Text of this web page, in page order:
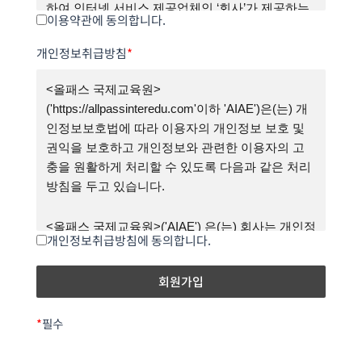
하여 인터넷 서비스 제공업체인 ‘회사’가 제공하는
모든 서비스의 이용조건, 절차 및 준수사항 등을 규
정함을 목적으로 합니다.
제2조 【약관의 효력 및 변경】
① 이 약관의 내용은 화면에 게시하거나 기타 방법
으로 회원에게 공지함으로써 그 효력이 발생합니
다.
니다. 변경된 사항은 전항과 같은 방법으로 공지함
으로서 그 효력이 발생합니다.
제3조 【약관 외 준칙】 이 약관에 명시되지 않은
그 규정에 따릅니다.
이용약관에 동의합니다.
개인정보취급방침*
<올패스 국제교육원>
('https://allpassinteredu.com'이하 'AIAE')은(는) 개
인정보보호법에 따라 이용자의 개인정보 보호 및
권익을 보호하고 개인정보와 관련한 이용자의 고
충을 원활하게 처리할 수 있도록 다음과 같은 처리
방침을 두고 있습니다.
<올패스 국제교육원>('AIAE') 은(는) 회사는 개인정
보처리방침을 개정하는 경우 웹사이트 공지사항
(또는 개별공지)을 통하여 공지할 것입니다.
개인정보취급방침에 동의합니다.
*필수